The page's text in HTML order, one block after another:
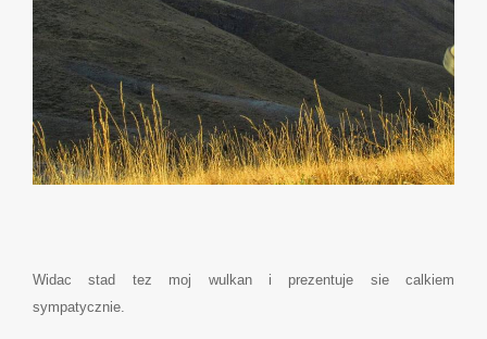
Widac stad tez moj wulkan i prezentuje sie calkiem
sympatycznie.